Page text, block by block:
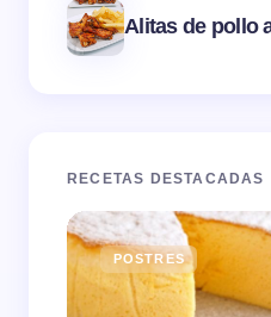
Alitas de pollo
RECETAS DESTACADAS
POSTRES